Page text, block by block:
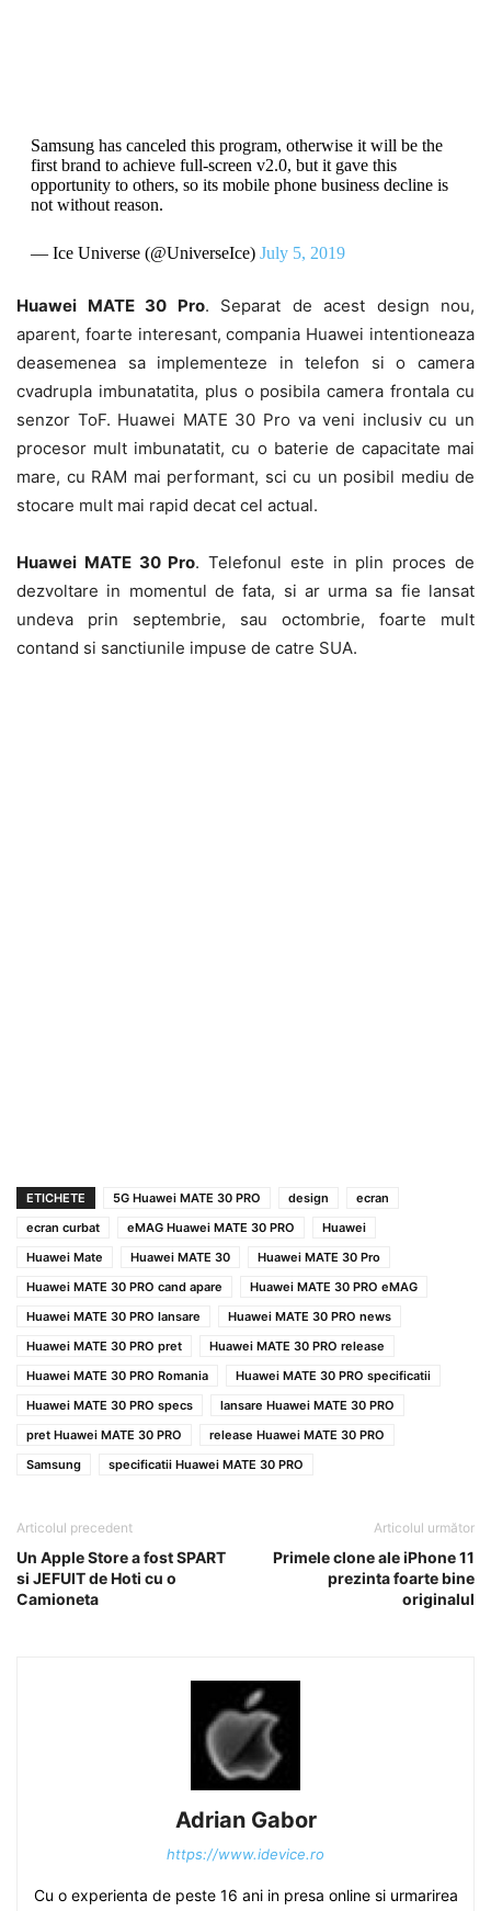
Samsung has canceled this program, otherwise it will be the
first brand to achieve full-screen v2.0, but it gave this
opportunity to others, so its mobile phone business decline is
not without reason.
— Ice Universe (@UniverseIce) July 5, 2019
Huawei MATE 30 Pro. Separat de acest design nou,
aparent, foarte interesant, compania Huawei intentioneaza
deasemenea sa implementeze in telefon si o camera
cvadrupla imbunatatita, plus o posibila camera frontala cu
senzor ToF. Huawei MATE 30 Pro va veni inclusiv cu un
procesor mult imbunatatit, cu o baterie de capacitate mai
mare, cu RAM mai performant, sci cu un posibil mediu de
stocare mult mai rapid decat cel actual.
Huawei MATE 30 Pro. Telefonul este in plin proces de
dezvoltare in momentul de fata, si ar urma sa fie lansat
undeva prin septembrie, sau octombrie, foarte mult
contand si sanctiunile impuse de catre SUA.
ETICHETE 5G Huawei MATE 30 PRO design
ecran
ecran curbat
eMAG Huawei MATE 30 PRO
Huawei
Huawei Mate
Huawei MATE 30
Huawei MATE 30 Pro
Huawei MATE 30 PRO cand apare
Huawei MATE 30 PRO eMAG
Huawei MATE 30 PRO lansare
Huawei MATE 30 PRO news
Huawei MATE 30 PRO pret
Huawei MATE 30 PRO release
Huawei MATE 30 PRO Romania
Huawei MATE 30 PRO specificatii
Huawei MATE 30 PRO specs
lansare Huawei MATE 30 PRO
pret Huawei MATE 30 PRO
release Huawei MATE 30 PRO
Samsung
specificatii Huawei MATE 30 PRO
Articolul precedent
Un Apple Store a fost SPART
si JEFUIT de Hoti cu o
Camioneta
Articolul următor
Primele clone ale iPhone 11
prezinta foarte bine
originalul
Adrian Gabor
https://www.idevice.ro
Cu o experienta de peste 16 ani in presa online si urmarirea